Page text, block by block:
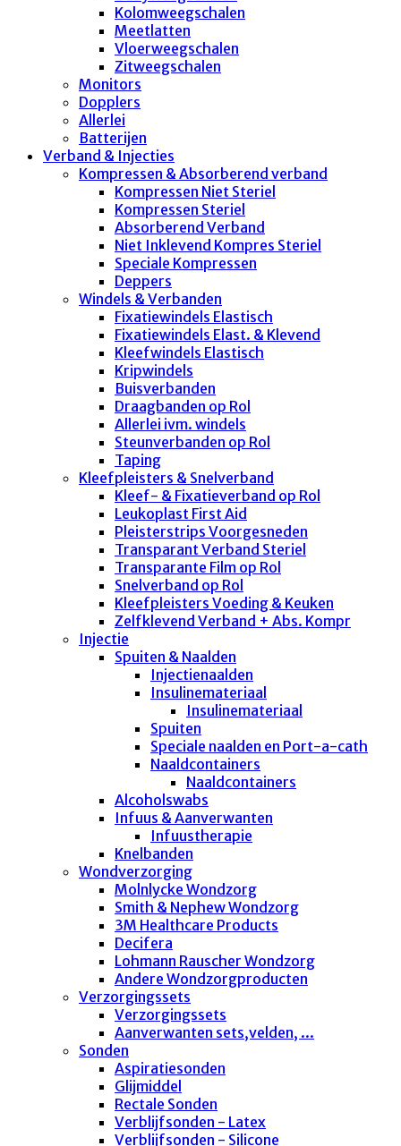
Kolomweegschalen
Meetlatten
Vloerweegschalen
Zitweegschalen
Monitors
Dopplers
Allerlei
Batterijen
Verband & Injecties
Kompressen & Absorberend verband
Kompressen Niet Steriel
Kompressen Steriel
Absorberend Verband
Niet Inklevend Kompres Steriel
Speciale Kompressen
Deppers
Windels & Verbanden
Fixatiewindels Elastisch
Fixatiewindels Elast. & Klevend
Kleefwindels Elastisch
Kripwindels
Buisverbanden
Draagbanden op Rol
Allerlei ivm. windels
Steunverbanden op Rol
Taping
Kleefpleisters & Snelverband
Kleef- & Fixatieverband op Rol
Leukoplast First Aid
Pleisterstrips Voorgesneden
Transparant Verband Steriel
Transparante Film op Rol
Snelverband op Rol
Kleefpleisters Voeding & Keuken
Zelfklevend Verband + Abs. Kompr
Injectie
Spuiten & Naalden
Injectienaalden
Insulinemateriaal
Insulinemateriaal
Spuiten
Speciale naalden en Port-a-cath
Naaldcontainers
Naaldcontainers
Alcoholswabs
Infuus & Aanverwanten
Infuustherapie
Knelbanden
Wondverzorging
Molnlycke Wondzorg
Smith & Nephew Wondzorg
3M Healthcare Products
Decifera
Lohmann Rauscher Wondzorg
Andere Wondzorgproducten
Verzorgingssets
Verzorgingssets
Aanverwanten sets,velden, ...
Sonden
Aspiratiesonden
Glijmiddel
Rectale Sonden
Verblijfsonden - Latex
Verblijfsonden - Silicone